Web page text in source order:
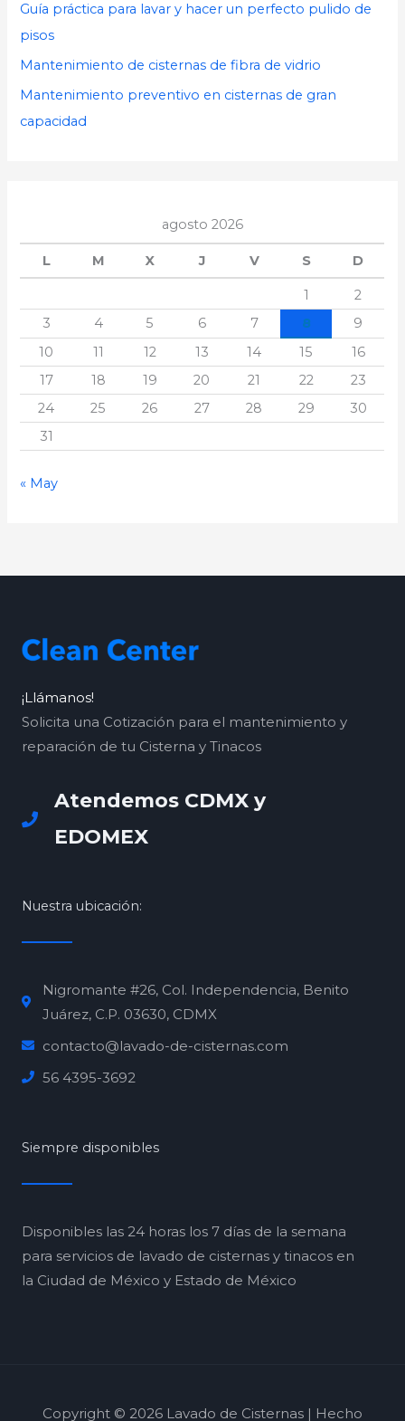
:Guía práctica para lavar y hacer un perfecto pulido de
pisos
Mantenimiento de cisternas de fibra de vidrio
Mantenimiento preventivo en cisternas de gran
capacidad
agosto 2026
L M X J V S D
1
2
3
4 5 6 7 8
9
10
11 12 13 14 15
16
17
18 19 20 21 22
23
24
25 26 27 28 29
30
31
« May
¡Llámanos!
Solicita una Cotización para el mantenimiento y
reparación de tu Cisterna y Tinacos
Atendemos CDMX y
EDOMEX
Nuestra ubicación:
Nigromante #26, Col. Independencia, Benito
Juárez, C.P. 03630, CDMX
contacto@lavado-de-cisternas.com
56 4395-3692
Siempre disponibles
Disponibles las 24 horas los 7 días de la semana
para servicios de lavado de cisternas y tinacos en
la Ciudad de México y Estado de México
Copyright © 2026 Lavado de Cisternas | Hecho